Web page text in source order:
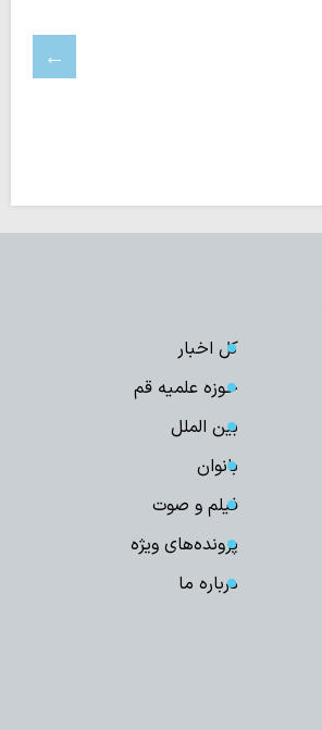
کل اخبار
حوزه علمیه قم
بین الملل
بانوان
فیلم و صوت
پرونده‌های ویژه
درباره ما